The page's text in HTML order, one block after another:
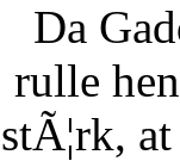
Da
rulle
stÃ¦rk,